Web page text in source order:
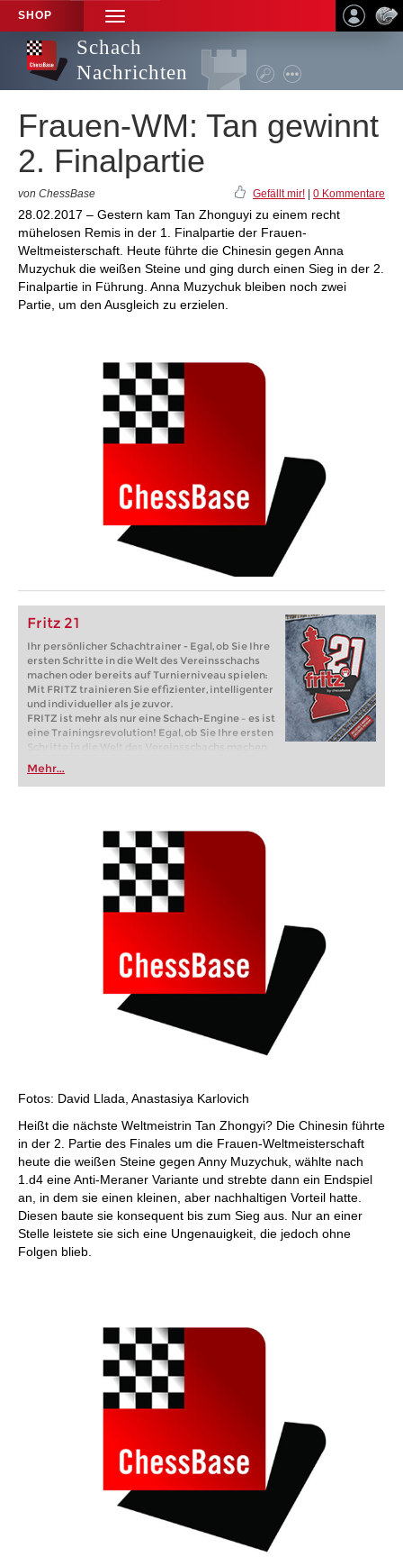
SHOP
TOGGLE
NAVIGATION
Schach
Nachrichten
Frauen-WM: Tan gewinnt
2. Finalpartie
von ChessBase Gefällt mir! 0 Kommentare
28.02.2017 – Gestern kam Tan Zhonguyi zu einem recht
mühelosen Remis in der 1. Finalpartie der Frauen-
Weltmeisterschaft. Heute führte die Chinesin gegen Anna
Muzychuk die weißen Steine und ging durch einen Sieg in der 2.
Finalpartie in Führung. Anna Muzychuk bleiben noch zwei
Partie, um den Ausgleich zu erzielen.
Fritz 21
Ihr persönlicher Schachtrainer - Egal, ob Sie Ihre
ersten Schritte in die Welt des Vereinsschachs
machen oder bereits auf Turnierniveau spielen:
Mit FRITZ trainieren Sie effizienter, intelligenter
und individueller als je zuvor.
FRITZ ist mehr als nur eine Schach-Engine – es ist
eine Trainingsrevolution! Egal, ob Sie Ihre ersten
Schritte in die Welt des Vereinsschachs machen
oder bereits auf Turnierniveau spielen: Mit
FRITZ trainieren Sie effizienter, intelligenter und
individueller als je zuvor.
Mehr...
Fotos: David Llada, Anastasiya Karlovich
Heißt die nächste Weltmeistrin Tan Zhongyi? Die Chinesin führte
in der 2. Partie des Finales um die Frauen-Weltmeisterschaft
heute die weißen Steine gegen Anny Muzychuk, wählte nach
1.d4 eine Anti-Meraner Variante und strebte dann ein Endspiel
an, in dem sie einen kleinen, aber nachhaltigen Vorteil hatte.
Diesen baute sie konsequent bis zum Sieg aus. Nur an einer
Stelle leistete sie sich eine Ungenauigkeit, die jedoch ohne
Folgen blieb.